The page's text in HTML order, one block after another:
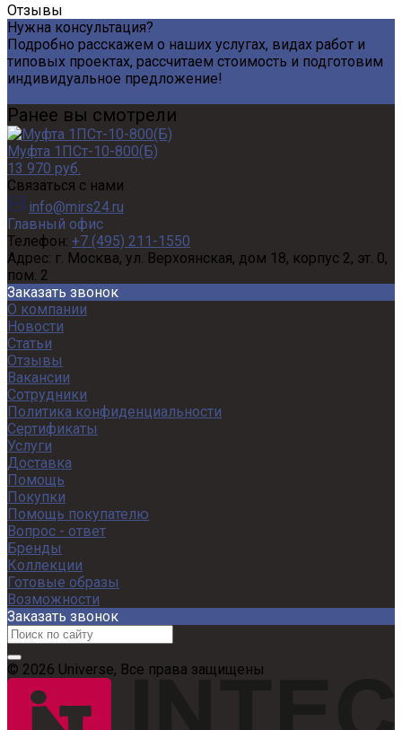
Отзывы
Нужна консультация?
Подробно расскажем о наших услугах, видах работ и
типовых проектах, рассчитаем стоимость и подготовим
индивидуальное предложение!
Ранее вы смотрели
Муфта 1ПСт-10-800(Б)
13 970 руб.
Связаться с нами
info@mirs24.ru
Главный офис
Телефон: +7 (495) 211-1550
Адрес: г. Москва, ул. Верхоянская, дом 18, корпус 2, эт. 0,
пом. 2
Заказать звонок
О компании
Новости
Статьи
Отзывы
Вакансии
Сотрудники
Политика конфиденциальности
Сертификаты
Услуги
Доставка
Помощь
Покупки
Помощь покупателю
Вопрос - ответ
Бренды
Коллекции
Готовые образы
Возможности
Заказать звонок
© 2026 Universe, Все права защищены